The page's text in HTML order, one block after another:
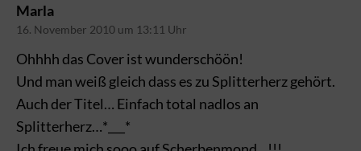
Marlasagt:
16. November 2010 um 13:11 Uhr
Ohhhh das Cover ist wunderschöön!
Und man weiß gleich dass es zu Splitterherz gehört.
Auch der Titel… Einfach total nadlos an
Splitterherz…*___*